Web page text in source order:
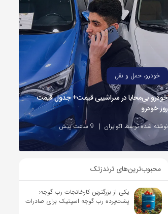
خودرو، حمل و نقل
خودرو بی‌محابا در سراشیبی قیمت+ جدول قیمت
روز خودرو
نوشته شده توسط اکوایران 9 ساعت پیش
محبوب‌ترین‌های ترندزتک
یکی از بزرگترین کارخانجات رب گوجه:
پشت‌پرده رب گوجه اسپتیک برای صادرات